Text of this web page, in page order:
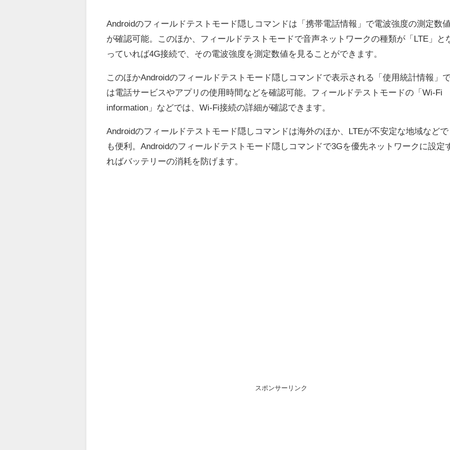
Androidのフィールドテストモード隠しコマンドは「携帯電話情報」で電波強度の測定数値
が確認可能。このほか、フィールドテストモードで音声ネットワークの種類が「LTE」と
っていれば4G接続で、その電波強度を測定数値を見ることができます。
このほかAndroidのフィールドテストモード隠しコマンドで表示される「使用統計情報」
は電話サービスやアプリの使用時間などを確認可能。フィールドテストモードの「Wi-Fi
information」などでは、Wi-Fi接続の詳細が確認できます。
Androidのフィールドテストモード隠しコマンドは海外のほか、LTEが不安定な地域などで
も便利。Androidのフィールドテストモード隠しコマンドで3Gを優先ネットワークに設定
ればバッテリーの消耗を防げます。
スポンサーリンク